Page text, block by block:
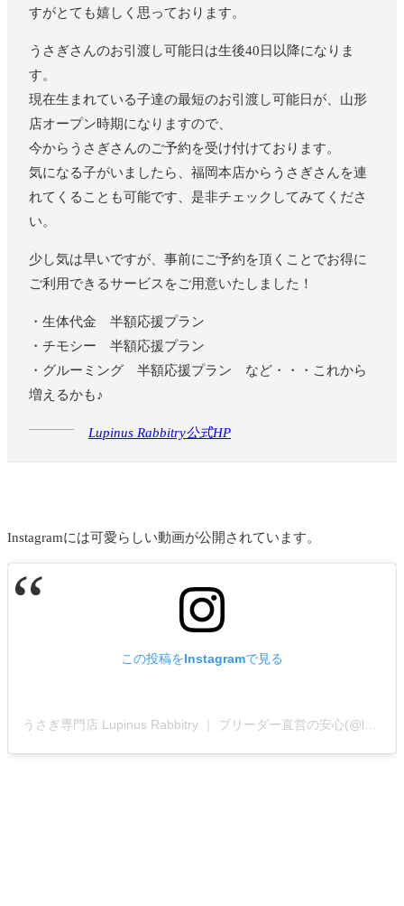
すがとても嬉しく思っております。
うさぎさんのお引渡し可能日は生後40日以降になりま
す。
現在生まれている子達の最短のお引渡し可能日が、山形
店オープン時期になりますので、
今からうさぎさんのご予約を受け付けております。
気になる子がいましたら、福岡本店からうさぎさんを連
れてくることも可能です、是非チェックしてみてくださ
い。
少し気は早いですが、事前にご予約を頂くことでお得に
ご利用できるサービスをご用意いたしました！
・生体代金 半額応援プラン
・チモシー 半額応援プラン
・グルーミング 半額応援プラン など・・・これから
増えるかも♪
Lupinus Rabbitry公式HP
Instagramには可愛らしい動画が公開されています。
この投稿をInstagramで見る